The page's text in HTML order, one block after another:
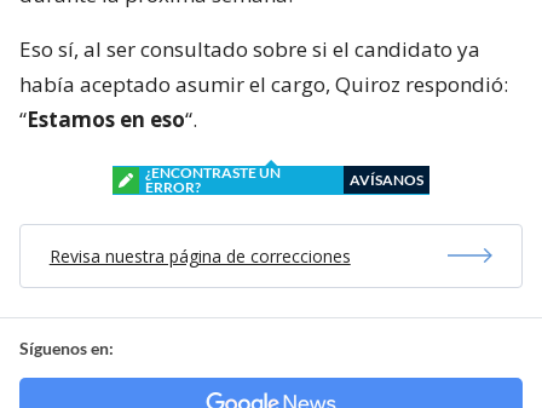
Eso sí, al ser consultado sobre si el candidato ya
había aceptado asumir el cargo, Quiroz respondió:
“Estamos en eso“.
¿ENCONTRASTE UN
ERROR?
AVÍSANOS
Revisa nuestra página de correcciones
Síguenos en: